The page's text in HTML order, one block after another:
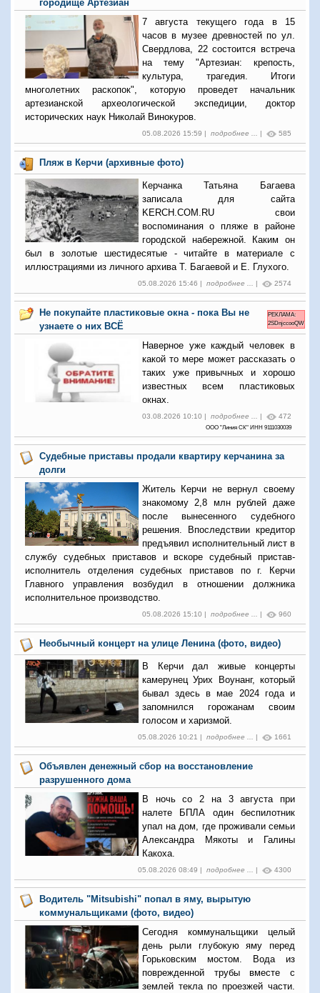
городище Артезиан
7 августа текущего года в 15
часов в музее древностей по ул.
Свердлова, 22 состоится встреча
на тему "Артезиан: крепость,
культура, трагедия. Итоги
многолетних раскопок", которую проведет начальник
артезианской археологической экспедиции, доктор
исторических наук Николай Винокуров.
05.08.2026 15:59 | подробнее ... | 585
Пляж в Керчи (архивные фото)
Керчанка Татьяна Багаева
записала для сайта
KERCH.COM.RU свои
воспоминания о пляже в районе
городской набережной. Каким он
был в золотые шестидесятые - читайте в материале с
иллюстрациями из личного архива Т. Багаевой и Е. Глухого.
05.08.2026 15:46 | подробнее ... | 2574
Не покупайте пластиковые окна - пока Вы не
узнаете о них ВСЁ
РЕКЛАМА:
2SDnjccooQW
Наверное уже каждый человек в
какой то мере может рассказать о
таких уже привычных и хорошо
известных всем пластиковых
окнах.
03.08.2026 10:10 | подробнее ... | 472
ООО "Линия СК" ИНН 9111030039
Судебные приставы продали квартиру керчанина за
долги
Житель Керчи не вернул своему
знакомому 2,8 млн рублей даже
после вынесенного судебного
решения. Впоследствии кредитор
предъявил исполнительный лист в
службу судебных приставов и вскоре судебный пристав-
исполнитель отделения судебных приставов по г. Керчи
Главного управления возбудил в отношении должника
исполнительное производство.
05.08.2026 15:10 | подробнее ... | 960
Необычный концерт на улице Ленина (фото, видео)
В Керчи дал живые концерты
камерунец Урих Воунанг, который
бывал здесь в мае 2024 года и
запомнился горожанам своим
голосом и харизмой.
05.08.2026 10:21 | подробнее ... | 1661
Объявлен денежный сбор на восстановление
разрушенного дома
В ночь со 2 на 3 августа при
налете БПЛА один беспилотник
упал на дом, где проживали семьи
Александра Мякоты и Галины
Какоха.
05.08.2026 08:49 | подробнее ... | 4300
Водитель "Mitsubishi" попал в яму, вырытую
коммунальщиками (фото, видео)
Сегодня коммунальщики целый
день рыли глубокую яму перед
Горьковским мостом. Вода из
поврежденной трубы вместе с
землей текла по проезжей части.